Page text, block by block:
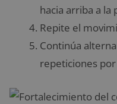
hacia arriba a la
Repite el
Continúa
repeticiones por